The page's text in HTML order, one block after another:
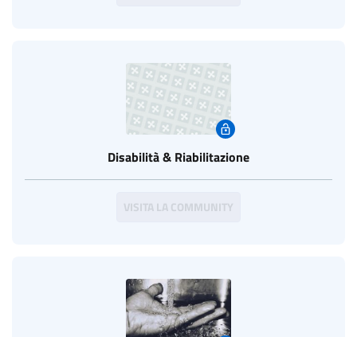
Disabilità & Riabilitazione
VISITA LA COMMUNITY